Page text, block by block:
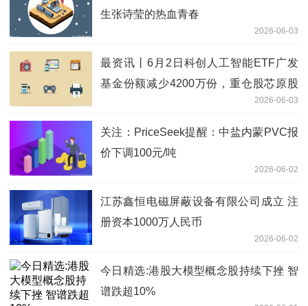
生张诗莹的热血青春
2026-06-03
最资讯丨6月2日科创人工智能ETF广发
基金份额减少4200万份，重仓股芯原股
2026-06-03
关注：PriceSeek提醒：中盐内蒙PVC报
价下调100元/吨
2026-06-02
江苏鑫恒电磁屏蔽设备有限公司成立 注
册资本1000万人民币
2026-06-02
今日精选:港股大模型概念股持续下挫 智
谱跌超10%